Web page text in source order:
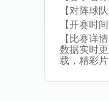
【对阵球队
【开赛时间
【比赛详情
数据实时
载，精彩